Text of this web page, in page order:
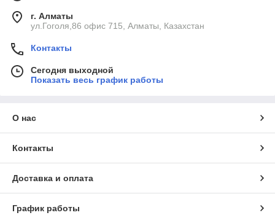
г. Алматы
ул.Гоголя,86 офис 715, Алматы, Казахстан
Контакты
Сегодня выходной
Показать весь график работы
О нас
Контакты
Доставка и оплата
График работы